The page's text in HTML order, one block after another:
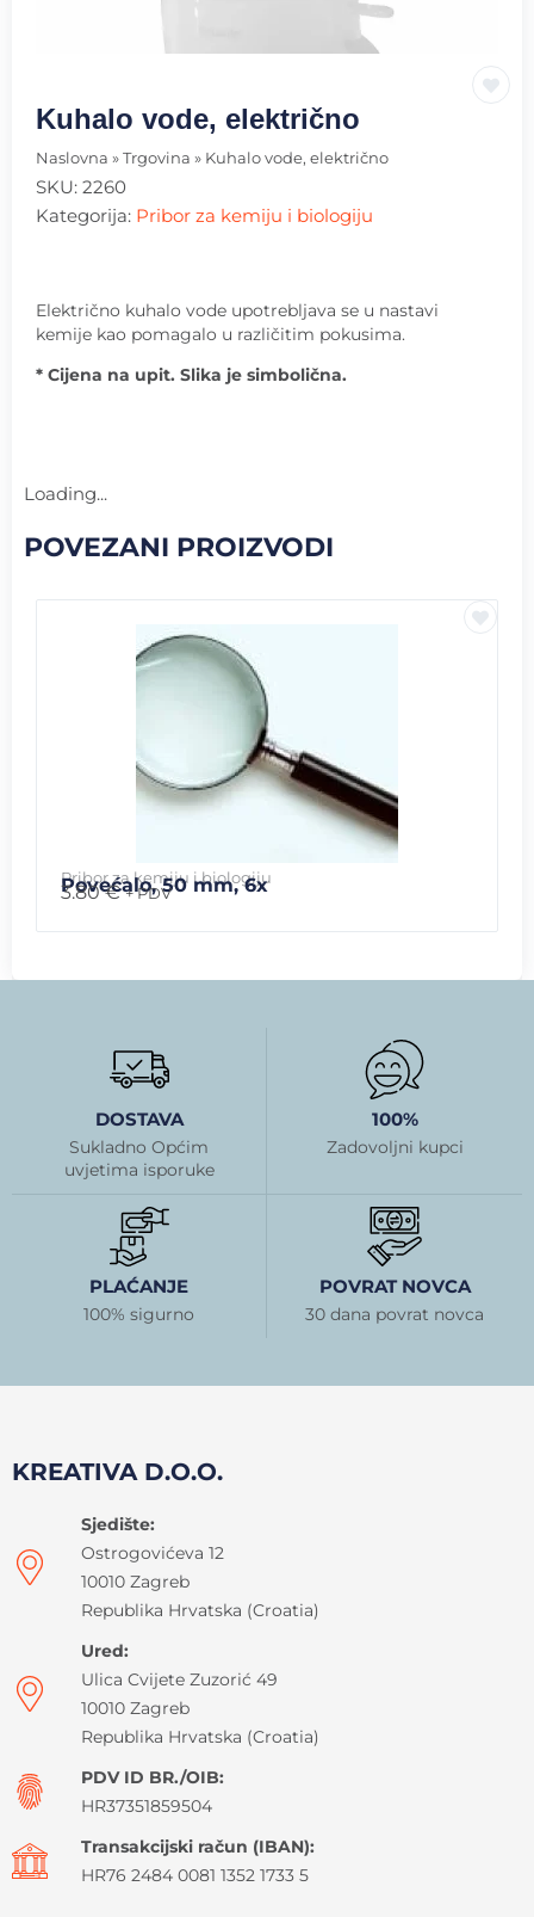
Kuhalo vode, električno
Naslovna » Trgovina » Kuhalo vode, električno
SKU: 2260
Kategorija: Pribor za kemiju i biologiju
Električno kuhalo vode upotrebljava se u nastavi
kemije kao pomagalo u različitim pokusima.
* Cijena na upit. Slika je simbolična.
Loading...
POVEZANI PROIZVODI
Pribor za kemiju i biologiju
Povećalo, 50 mm, 6x
3.80€ + PDV
DOSTAVA
Sukladno Općim
uvjetima isporuke
100%
Zadovoljni kupci
PLAĆANJE
100% sigurno
POVRAT NOVCA
30 dana povrat novca
KREATIVA D.O.O.
Sjedište:
Ostrogovićeva 12
10010 Zagreb
Republika Hrvatska (Croatia)
Ured:
Ulica Cvijete Zuzorić 49
10010 Zagreb
Republika Hrvatska (Croatia)
PDV ID BR./OIB:
HR37351859504
Transakcijski račun (IBAN):
HR76 2484 0081 1352 1733 5